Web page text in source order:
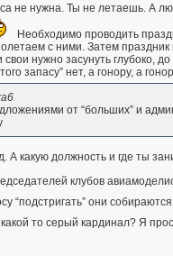
не нужна. Ты не летаешь. А
Необходимо проводить
с ними. Затем
нужно засунуть глубоко,
запасу” нет, а гонору, а
от “больших” и
А какую должность и где ты
клубов
“подстригать” они
то серый кардинал? Я